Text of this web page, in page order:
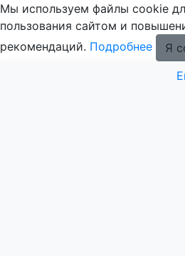
Мы используем файлы cookie
пользования сайтом и
рекомендаций. Подробнее
Я